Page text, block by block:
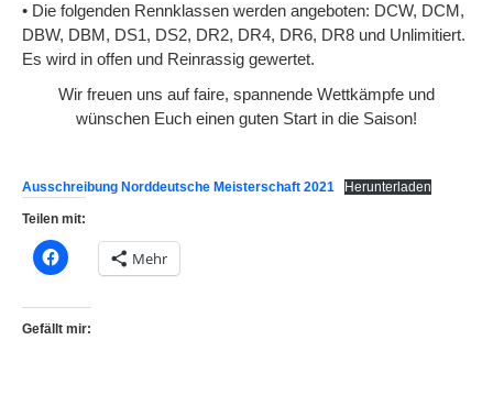
• Die folgenden Rennklassen werden angeboten: DCW, DCM,
DBW, DBM, DS1, DS2, DR2, DR4, DR6, DR8 und Unlimitiert.
Es wird in offen und Reinrassig gewertet.
Wir freuen uns auf faire, spannende Wettkämpfe und
wünschen Euch einen guten Start in die Saison!
Ausschreibung Norddeutsche Meisterschaft 2021 Herunterladen
Teilen mit:
Mehr
Gefällt mir: